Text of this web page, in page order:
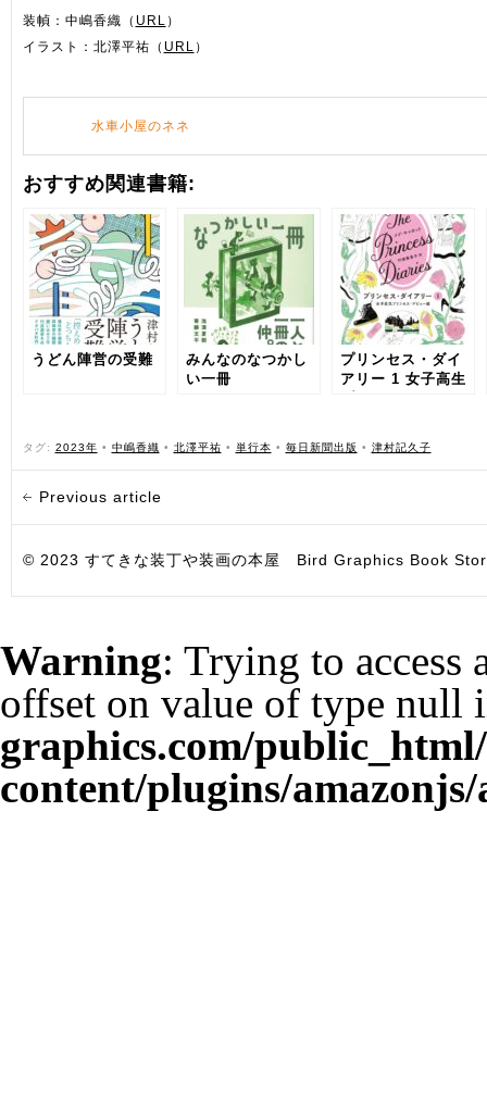
装幀：中嶋香織（ URL ）
イラスト：北澤平祐（ URL ）
水車小屋のネネ
おすすめ関連書籍:
うどん陣営の受難
みんなのなつかし
い一冊
プリンセス・ダイ
アリー 1 女子高生
タグ: 2023年 • 中嶋香織 • 北澤平祐 • 単行本 • 毎日新聞出版 • 津村記久子
Previous article
© 2023 すてきな装丁や装画の本屋 Bird Graphics Book
Warning: Trying to access
offset on value of type null
graphics.com/
content/plugins/